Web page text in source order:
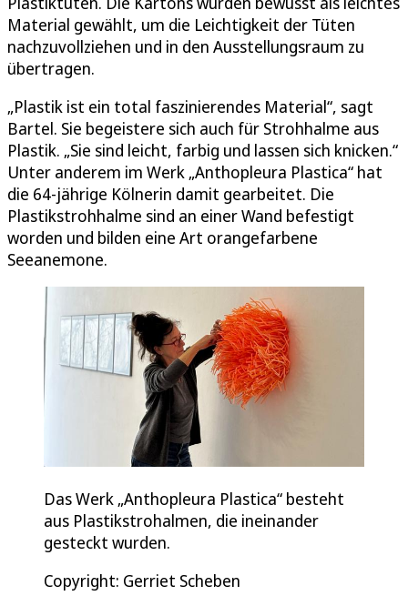
Material gewählt, um die Leichtigkeit der Tüten
nachzuvollziehen und in den Ausstellungsraum zu
übertragen.
„Plastik ist ein total faszinierendes Material“, sagt
Bartel. Sie begeistere sich auch für Strohhalme aus
Plastik. „Sie sind leicht, farbig und lassen sich knicken.“
Unter anderem im Werk „Anthopleura Plastica“ hat
die 64-jährige Kölnerin damit gearbeitet. Die
Plastikstrohhalme sind an einer Wand befestigt
worden und bilden eine Art orangefarbene
Seeanemone.
Das Werk „Anthopleura Plastica“ besteht
aus Plastikstrohalmen, die ineinander
gesteckt wurden.
Copyright: Gerriet Scheben